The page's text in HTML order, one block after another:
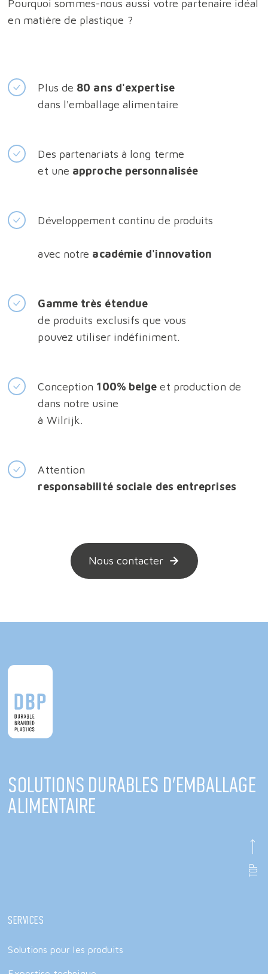
Pourquoi sommes-nous aussi votre partenaire idéal
en matière de plastique ?
Plus de 80 ans d'expertise
dans l'emballage alimentaire
Des partenariats à long terme
et une approche personnalisée
Développement continu de produits
avec notre académie d'innovation
Gamme très étendue
de produits exclusifs que vous
pouvez utiliser indéfiniment.
Conception 100% belge et production de
dans notre usine
à Wilrijk.
Attention
responsabilité sociale des entreprises
Nous contacter
Solutions durables d'emballage
alimentaire
TOP
Services
Solutions pour les produits